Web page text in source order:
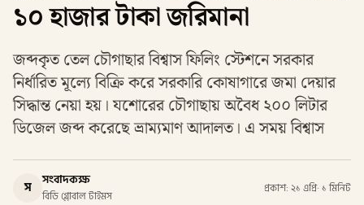
১০ হাজার টাকা জরিমানা
জব্দকৃত তেল চৌগাছার বিশ্বাস ফিলিং স্টেশনে সরকার
নির্ধারিত মূল্যে বিক্রি করে সরকারি কোষাগারে জমা দেয়ার
সিদ্ধান্ত নেয়া হয়। যশোরের চৌগাছায় অবৈধ ২০০ লিটার
ডিজেল জব্দ করেছে ভ্রাম্যমাণ আদালত। এ সময় বিশ্বাস
স সংবাদকক্ষ
বিডি গ্লোবাল টাইমস
প্রকাশ: ২১ এপ্রি· ১ মিনিট